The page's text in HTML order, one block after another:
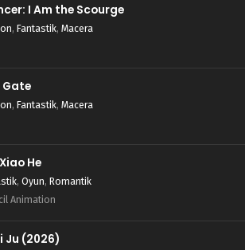
I Am the Scourge
, Fantastik, Macera
Gate
, Fantastik, Macera
He
, Oyun, Romantik
Animation
Ju (2026)